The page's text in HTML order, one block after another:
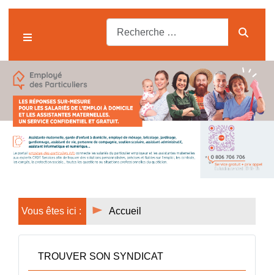
Vous êtes ici : Accueil
TROUVER SON SYNDICAT